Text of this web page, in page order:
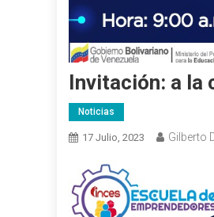
Invitación: a la
Noticias
17 Julio, 2023 Gilberto